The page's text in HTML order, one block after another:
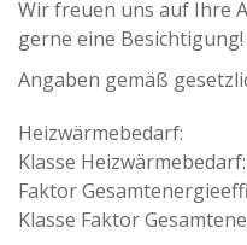
Wir freuen uns auf Ihre
gerne eine Besichtigung!
Angaben gemäß
Heizwärmebedarf:
Klasse Heizwärmebedarf:
Faktor
Klasse Faktor